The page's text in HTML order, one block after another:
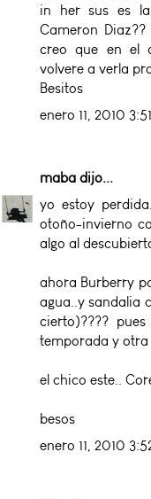
in her sus es
Cameron
creo que en el
volvere a verla
Besitos
enero 11, 2010
maba dijo...
yo estoy
otoño-invierno
algo al
ahora Burberry
agua..y sandalia
cierto)????
temporada y otra
el chico este..
besos
enero 11, 2010